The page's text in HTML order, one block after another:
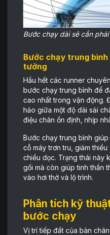
Bước chạy dài sẽ cần
Bước chạy trung
tưởng
Hầu hết các runner
bước chạy trung bình để
cao nhất trong vận động.
hảo giữa một độ dài sải
điệu chân ổn định, nhịp
Bước chạy trung bình
cỗ máy trơn tru, giảm
chiều dọc. Trạng thái này
gối mà còn giúp tinh thần
vào hơi thở và lộ trình.
Phân tích kỹ
bước chạy
Vị trí tiếp đất của bàn